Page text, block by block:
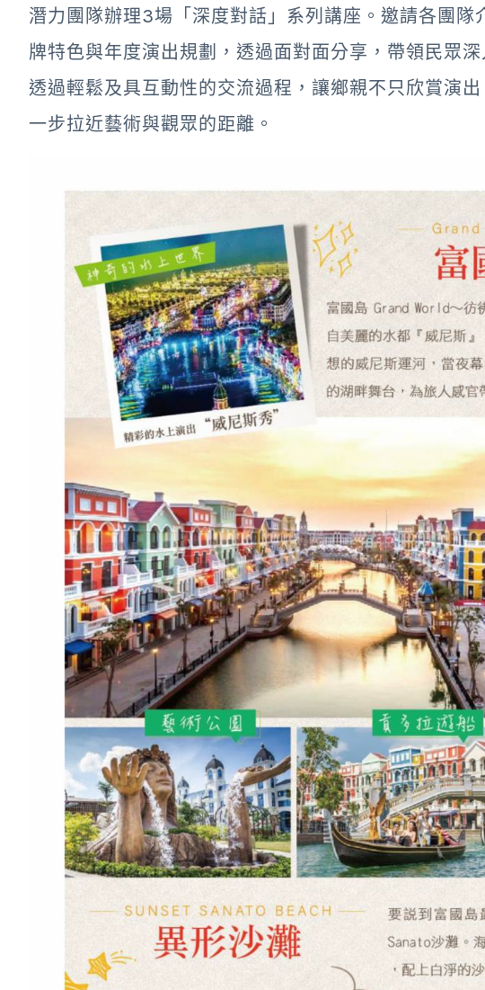
潛力團隊辦理3場「深度對話」系列講座。邀請各團隊
牌特色與年度演出規劃，透過面對面分享，帶領民眾
透過輕鬆及具互動性的交流過程，讓鄉親不只欣賞演
一步拉近藝術與觀眾的距離。